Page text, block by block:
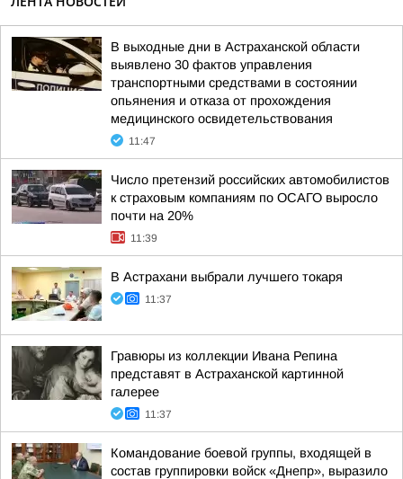
В выходные дни в Астраханской области
выявлено 30 фактов управления
транспортными средствами в состоянии
опьянения и отказа от прохождения
медицинского освидетельствования
11:47
Число претензий российских автомобилистов
к страховым компаниям по ОСАГО выросло
почти на 20%
11:39
В Астрахани выбрали лучшего токаря
11:37
Гравюры из коллекции Ивана Репина
представят в Астраханской картинной
галерее
11:37
Командование боевой группы, входящей в
состав группировки войск «Днепр», выразило